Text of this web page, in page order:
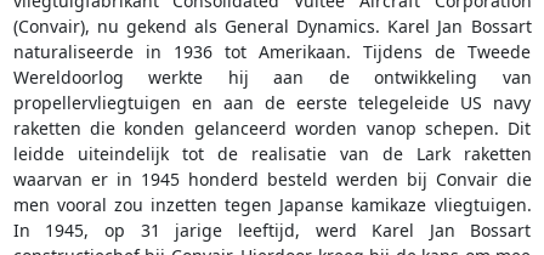
(Convair), nu gekend als General Dynamics. Karel Jan Bossart
naturaliseerde in 1936 tot Amerikaan. Tijdens de Tweede
Wereldoorlog werkte hij aan de ontwikkeling van
propellervliegtuigen en aan de eerste telegeleide US navy
raketten die konden gelanceerd worden vanop schepen. Dit
leidde uiteindelijk tot de realisatie van de Lark raketten
waarvan er in 1945 honderd besteld werden bij Convair die
men vooral zou inzetten tegen Japanse kamikaze vliegtuigen.
In 1945, op 31 jarige leeftijd, werd Karel Jan Bossart